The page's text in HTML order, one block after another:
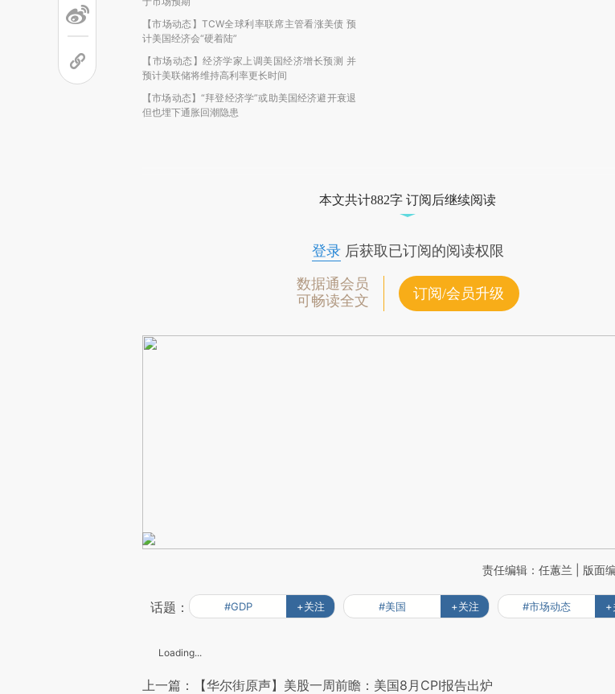
【市场动态】TCW全球利率联席主管看涨美债 预
计美国经济会“硬着陆”
【市场动态】经济学家上调美国经济增长预测 并
预计美联储将维持高利率更长时间
【市场动态】“拜登经济学”或助美国经济避开衰退
但也埋下通胀回潮隐患
本文共计882字 订阅后继续阅读
登录后获取已订阅的阅读权限
数据通会员
可畅读全文
订阅/会员升级
责任编辑：任蕙兰 | 版面
话题： #GDP +关注 #美国 +关注 #市场动态 +
Loading...
上一篇：【华尔街原声】美股一周前瞻：美国8月CPI报告出炉